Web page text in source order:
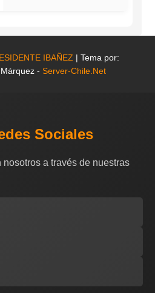
IBAÑEZ | Tema por:
- Server-Chile.Net
Sociales
a través de nuestras